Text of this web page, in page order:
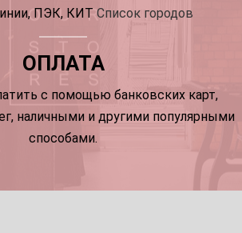
ПЭК, КИТ Список городов
ОПЛАТА
с помощью банковских карт,
наличными и другими популярными
способами.